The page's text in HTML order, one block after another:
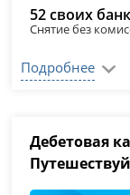
52 своих
Снятие без
Подробнее
Дебетовая